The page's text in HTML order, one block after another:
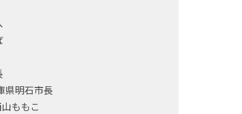
県明石市長
ももこ